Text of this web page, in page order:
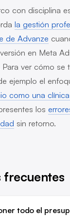
con disciplina
la gestión
de Advanze
en Meta
ver cómo se
ejemplo el
como una
los
sin retorno.
frecuentes
todo el